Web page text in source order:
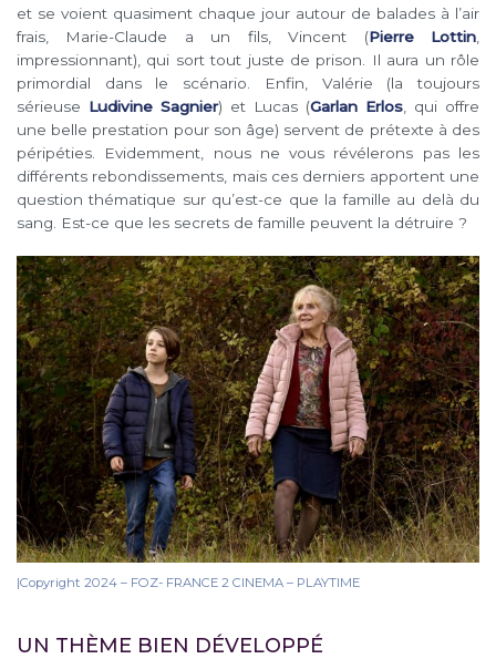
et se voient quasiment chaque jour autour de balades à l’air
frais, Marie-Claude a un fils, Vincent (Pierre Lottin
impressionnant), qui sort tout juste de prison. Il aura un rôle
primordial dans le scénario. Enfin, Valérie (la toujours
sérieuse Ludivine Sagnier) et Lucas (Garlan Erlos , qui offre
une belle prestation pour son âge) servent de prétexte à des
péripéties. Evidemment, nous ne vous révélerons pas les
différents rebondissements, mais ces derniers apportent une
question thématique sur qu’est-ce que la famille au delà du
sang. Est-ce que les secrets de famille peuvent la détruire ?
|Copyright 2024 – FOZ- FRANCE 2 CINEMA – PLAYTIME
UN THÈME BIEN DÉVELOPPÉ